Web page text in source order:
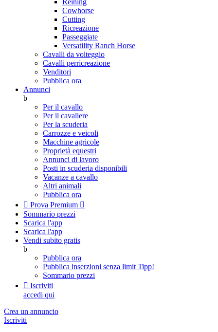
Reining
Cowhorse
Cutting
Ricreazione
Passeggiate
Versatility Ranch Horse
Cavalli da volteggio
Cavalli perricreazione
Venditori
Pubblica ora
Annunci
b
Per il cavallo
Per il cavaliere
Per la scuderia
Carrozze e veicoli
Macchine agricole
Proprietà equestri
Annunci di lavoro
Posti in scuderia disponibili
Vacanze a cavallo
Altri animali
Pubblica ora
 Prova Premium 
Sommario prezzi
Scarica l'app
Scarica l'app
Vendi subito gratis
b
Pubblica ora
Pubblica inserzioni senza limit Tipp!
Sommario prezzi
 Iscriviti
accedi qui
Crea un annuncio
Iscriviti